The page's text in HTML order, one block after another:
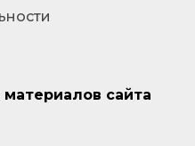
сайта